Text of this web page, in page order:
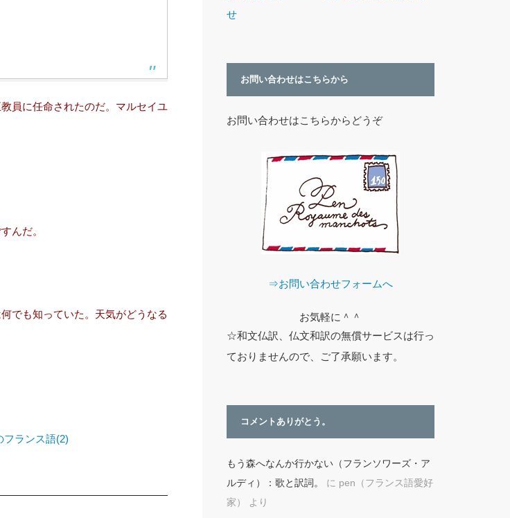
員に任命されたのだ。マルセイユ
んだ。
でも知っていた。天気がどうなる
フランス語(2)
せ
お問い合わせはこちらから
お問い合わせはこちらからどうぞ
⇒お問い合わせフォームへ
お気軽に＾＾
☆和文仏訳、仏文和訳の無償サービスは行っ
ておりませんので、ご了承願います。
コメントありがとう。
もう森へなんか行かない（フランソワーズ・ア
ルディ）：歌と訳詞。
に pen（フランス語愛好
家）
より